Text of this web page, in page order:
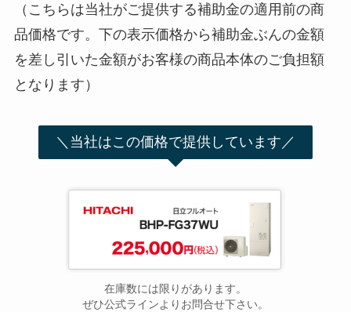
（こちらは当社がご提供する補助金の適用前の商
品価格です。下の表示価格から補助金ぶんの金額
を差し引いた金額がお客様の商品本体のご負担額
となります）
＼当社はこの価格で提供しています／
在庫数には限りがあります。
ぜひ公式ラインよりお問合せ下さい。